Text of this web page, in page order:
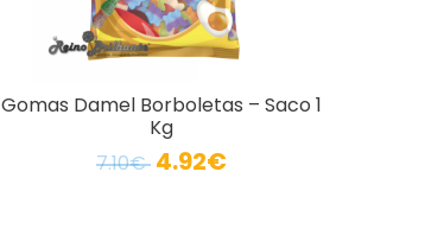
Gomas Damel Borboletas – Saco 1
Kg
7.10€ 4.92€